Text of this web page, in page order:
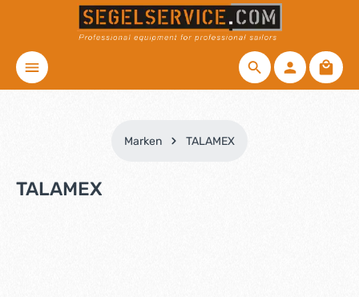
Zum Hauptinhalt springen
Marken TALAMEX
TALAMEX